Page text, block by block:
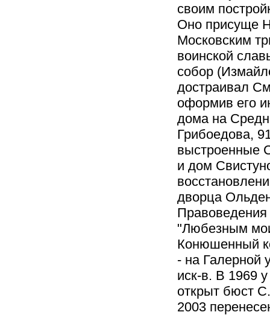
своим
Оно присуще
Московским
воинской
собор
достраивал
оформив его
дома на
Грибоедова,
выстроенные
и дом
дворца
"Любезным
Конюшенный
- на Галерной
иск-в. В 1969
открыт бюст
2003